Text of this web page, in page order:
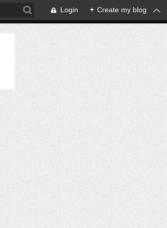
Login + Create my blog